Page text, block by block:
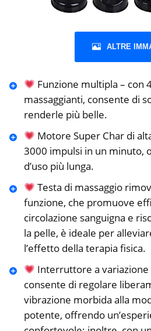
ALTRE
Funzione multipla – con
massaggianti, consente di
renderle più belle.
Motore Super Char di
3000 impulsi in un minuto,
d’uso più lunga.
Testa di massaggio
funzione, che promuove
circolazione sanguigna e
la pelle, è ideale per
l’effetto della terapia fisica.
Interruttore a
consente di regolare
vibrazione morbida alla
potente, offrendo